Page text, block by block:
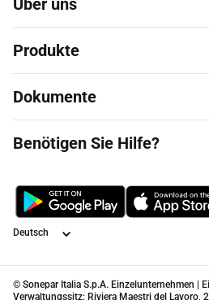
Über uns
Produkte
Dokumente
Benötigen Sie Hilfe?
Sprache
© Sonepar Italia S.p.A. Einzelunternehmen |
Verwaltungssitz: Riviera Maestri del Lavoro,